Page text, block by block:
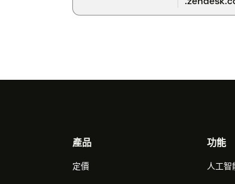
Footer產品
定價
功能
人工智